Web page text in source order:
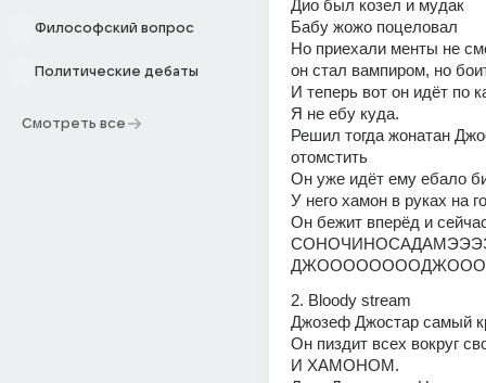
Философский вопрос
Политические дебаты
Смотреть все
Дио был козел и мудак
Бабу жожо поцеловал
Но приехали менты не
он стал вампиром, но
И теперь вот он идёт по
Я не ебу куда.
Решил тогда жонатан
отомстить
Он уже идёт ему ебало
У него хамон в руках на
Он бежит вперёд и
2. Bloody stream
Джозеф Джостар самый
Он пиздит всех вокруг
И ХАМОНОМ.